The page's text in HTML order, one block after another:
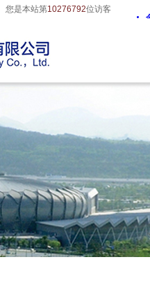
您是本站第10276792位访客